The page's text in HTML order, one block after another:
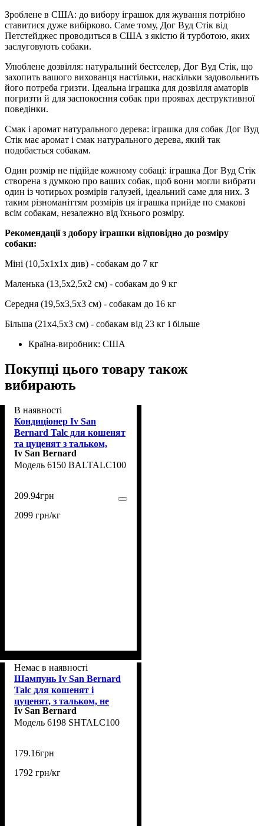
Зроблене в США: до вибору іграшок для жування потрібно
ставитися дуже вибірково. Саме тому, Дог Вуд Стік від
Петстейджес проводиться в США з якістю й турботою, яких
заслуговують собаки.
Улюблене дозвілля: натуральний бестселер, Дог Вуд Стік, що
захопить вашого вихованця настільки, наскільки задовольнить
його потреба гризти. Ідеальна іграшка для дозвілля аматорів
погризти й для заспокоєння собак при проявах деструктивної
поведінки.
Смак і аромат натурального дерева: іграшка для собак Дог Вуд
Стік має аромат і смак натурального дерева, який так
подобається собакам.
Один розмір не підійде кожному собаці: іграшка Дог Вуд Стік
створена з думкою про ваших собак, щоб вони могли вибрати
один із чотирьох розмірів галузей, ідеальний саме для них. З
таким різноманіттям розмірів ця іграшка прийде по смакові
всім собакам, незалежно від їхнього розміру.
Рекомендації з добору іграшки відповідно до розміру
собаки:
Міні (10,5х1х1х див) - собакам до 7 кг
Маленька (13,5х2,5х2 см) - собакам до 9 кг
Середня (19,5х3,5х3 см) - собакам до 16 кг
Більша (21х4,5х3 см) - собакам від 23 кг і більше
Країна-виробник: США
Покупці цього товару також
вибирають
В наявності
Кондиціонер Iv San
Bernard Talc для кошенят
та цуценят з тальком,
живлячий, 100мл
Iv San Bernard
6150 BALTALC100
209.94грн
2099 грн/кг
Немає в наявності
Шампунь Iv San Bernard
Talc для кошенят і
цуценят, з тальком, не
подразнюючий очі, 100мл
Iv San Bernard
6198 SHTALC100
179.16грн
1792 грн/кг